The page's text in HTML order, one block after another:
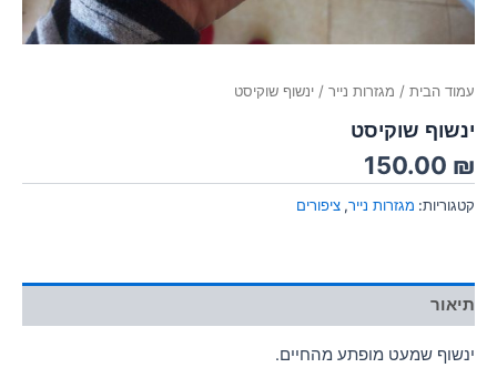
עמוד הבית / מגזרות נייר / ינשוף שוקיסט
ינשוף שוקיסט
150.00 ₪
קטגוריות: מגזרות נייר, ציפורים
תיאור
ינשוף שמעט מופתע מהחיים.